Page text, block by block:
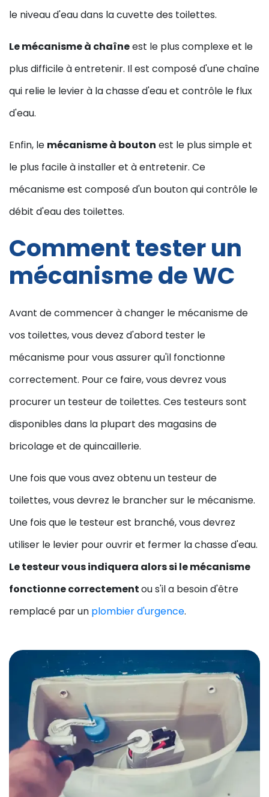
le niveau d'eau dans la cuvette des toilettes.
Le mécanisme à chaîneest le plus complexe et le
plus difficile à entretenir. Il est composé d'une chaîne
qui relie le levier à la chasse d'eau et contrôle le flux
d'eau.
Enfin, le mécanisme à bouton est le plus simple et
le plus facile à installer et à entretenir. Ce
mécanisme est composé d'un bouton qui contrôle le
débit d'eau des toilettes.
Comment tester un
mécanisme de WC
Avant de commencer à changer le mécanisme de
vos toilettes, vous devez d'abord tester le
mécanisme pour vous assurer qu'il fonctionne
correctement. Pour ce faire, vous devrez vous
procurer un testeur de toilettes. Ces testeurs sont
disponibles dans la plupart des magasins de
bricolage et de quincaillerie.
Une fois que vous avez obtenu un testeur de
toilettes, vous devrez le brancher sur le mécanisme.
Une fois que le testeur est branché, vous devrez
utiliser le levier pour ouvrir et fermer la chasse d'eau.
Le testeur vous indiquera alors si le mécanisme
fonctionne correctementou s'il a besoin d'être
remplacé par un plombier d'urgence.